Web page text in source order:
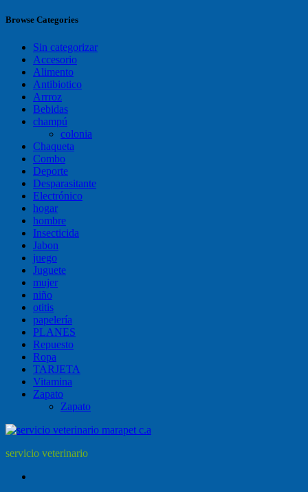
Browse Categories
Sin categorizar
Accesorio
Alimento
Antibiotico
Arrroz
Bebidas
champú
colonia
Chaqueta
Combo
Deporte
Desparasitante
Electrónico
hogar
hombre
Insecticida
Jabon
juego
Juguete
mujer
niño
otitis
papelería
PLANES
Repuesto
Ropa
TARJETA
Vitamina
Zapato
Zapato
servicio veterinario